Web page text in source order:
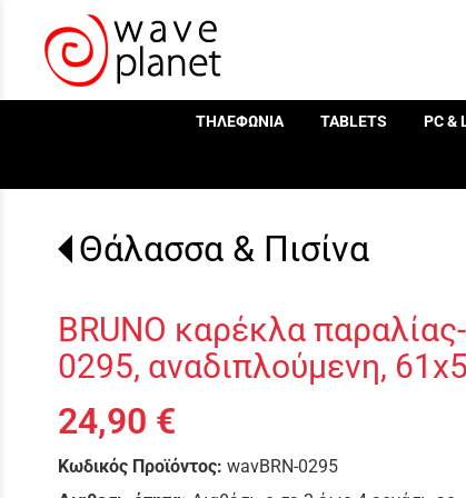
ΤΗΛΕΦΩΝΙΑ TABLETS PC &
Θάλασσα & Πισίνα
BRUNO καρέκλα
0295, αναδιπλούμενη,
24,90 €
Κωδικός Προϊόντος: wavBRN-0295